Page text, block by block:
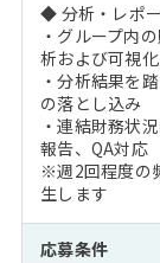
◆ 分析・レポ
・グループ内
析および可視化
・分析結果を
の落とし込み
・連結財務状
報告、QA対応
※週2回程度の
生します
応募条件